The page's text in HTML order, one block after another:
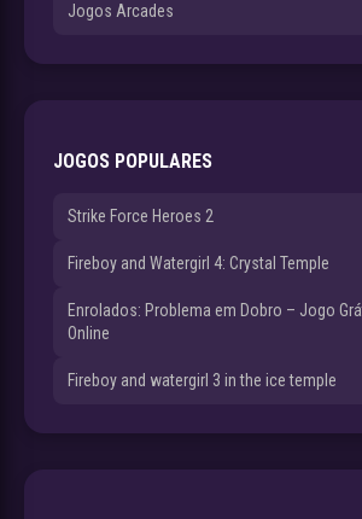
Jogos Arcades
JOGOS POPULARES
Strike Force Heroes 2
Fireboy and Watergirl 4: Crystal Temple
Enrolados: Problema em Dobro – Jogo
Online
Fireboy and watergirl 3 in the ice temple